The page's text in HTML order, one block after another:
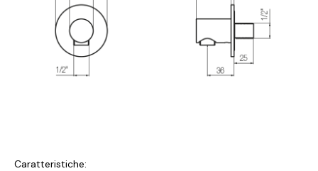
Caratteristiche: